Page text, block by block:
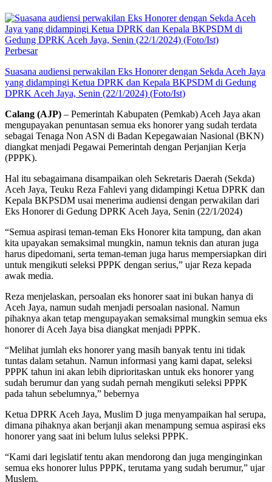
Perbesar
Suasana audiensi perwakilan Eks Honorer dengan Sekda Aceh Jaya
yang didampingi Ketua DPRK dan Kepala BKPSDM di Gedung
DPRK Aceh Jaya, Senin (22/1/2024) (Foto/Ist)
Calang (AJP) – Pemerintah Kabupaten (Pemkab) Aceh Jaya akan
mengupayakan penuntasan semua eks honorer yang sudah terdata
sebagai Tenaga Non ASN di Badan Kepegawaian Nasional (BKN)
diangkat menjadi Pegawai Pemerintah dengan Perjanjian Kerja
(PPPK).
Hal itu sebagaimana disampaikan oleh Sekretaris Daerah (Sekda)
Aceh Jaya, Teuku Reza Fahlevi yang didampingi Ketua DPRK dan
Kepala BKPSDM usai menerima audiensi dengan perwakilan dari
Eks Honorer di Gedung DPRK Aceh Jaya, Senin (22/1/2024)
“Semua aspirasi teman-teman Eks Honorer kita tampung, dan akan
kita upayakan semaksimal mungkin, namun teknis dan aturan juga
harus dipedomani, serta teman-teman juga harus mempersiapkan diri
untuk mengikuti seleksi PPPK dengan serius,” ujar Reza kepada
awak media.
Reza menjelaskan, persoalan eks honorer saat ini bukan hanya di
Aceh Jaya, namun sudah menjadi persoalan nasional. Namun
pihaknya akan tetap mengupayakan semaksimal mungkin semua eks
honorer di Aceh Jaya bisa diangkat menjadi PPPK.
“Melihat jumlah eks honorer yang masih banyak tentu ini tidak
tuntas dalam setahun. Namun informasi yang kami dapat, seleksi
PPPK tahun ini akan lebih diprioritaskan untuk eks honorer yang
sudah berumur dan yang sudah pernah mengikuti seleksi PPPK
pada tahun sebelumnya,” bebernya
Ketua DPRK Aceh Jaya, Muslim D juga menyampaikan hal serupa,
dimana pihaknya akan berjanji akan menampung semua aspirasi eks
honorer yang saat ini belum lulus seleksi PPPK.
“Kami dari legislatif tentu akan mendorong dan juga menginginkan
semua eks honorer lulus PPPK, terutama yang sudah berumur,” ujar
Muslem.